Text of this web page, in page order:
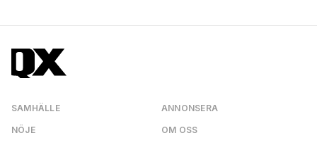
SAMHÄLLE
NÖJE
ANNONSERA
OM OSS